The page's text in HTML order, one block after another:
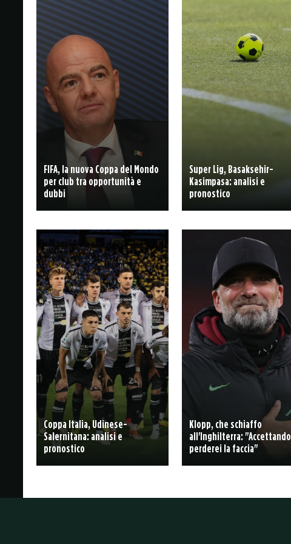
FIFA, la nuova Coppa del Mondo
per club tra opportunità e
dubbi
Super Lig, Basaksehir-
Kasimpasa: analisi e
pronostico
Coppa Italia, Udinese-
Salernitana: analisi e
pronostico
Klopp, che schiaffo
all'Inghilterra: "Accettando
perderei la faccia"